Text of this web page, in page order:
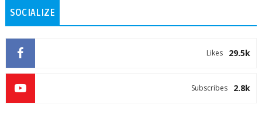
SOCIALIZE
29.5k
Likes
2.8k
Subscribes